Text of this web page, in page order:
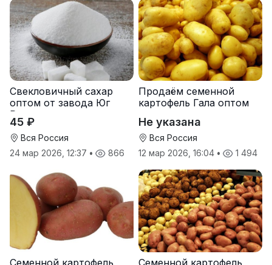
Свекловичный сахар
оптом от завода Юг
Руси
45 ₽
Вся Россия
24 мар 2026, 12:37 • 866
Продаём семенной
картофель Гала оптом
Не указана
Вся Россия
12 мар 2026, 16:04 • 1 494